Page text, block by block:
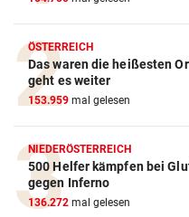
ÖSTERREICH
Das waren die heißesten
geht es weiter
153.959 mal gelesen
NIEDERÖSTERREICH
500 Helfer kämpfen bei
gegen Inferno
136.272 mal gelesen